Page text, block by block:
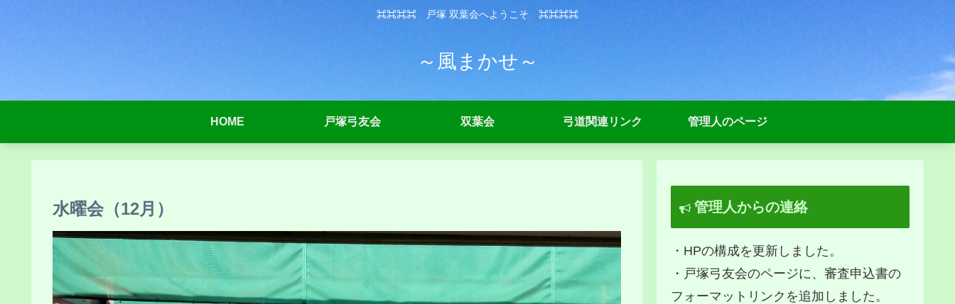
⌘⌘⌘⌘ 戸塚 双葉会へようこそ ⌘⌘⌘⌘
～風まかせ～
HOME 戸塚弓友会 双葉会 弓道関連リンク 管理人のページ
水曜会（12月） 管理人からの連絡
・HPの構成を更新しました。
・戸塚弓友会のページに、審査申込書の
フォーマットリンクを追加しました。